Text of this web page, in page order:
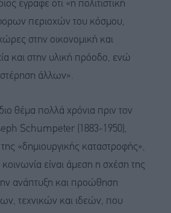
έγραφε ότι «η πολιτιστική
περιοχών του κόσμου,
στην οικονομική και
και στην υλική πρόοδο, ενώ
άλλων».
θέμα πολλά χρόνια πριν τον
Schumpeter (1883-1950),
«δημιουργικής καταστροφής»,
κοινωνία είναι άμεση η σχέση της
ανάπτυξη και προώθηση
τεχνικών και ιδεών, που